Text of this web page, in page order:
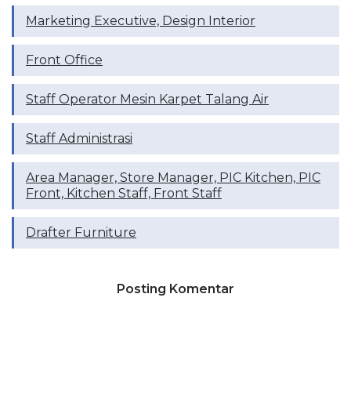
Marketing Executive, Design Interior
Front Office
Staff Operator Mesin Karpet Talang Air
Staff Administrasi
Area Manager, Store Manager, PIC Kitchen, PIC
Front, Kitchen Staff, Front Staff
Drafter Furniture
Posting Komentar